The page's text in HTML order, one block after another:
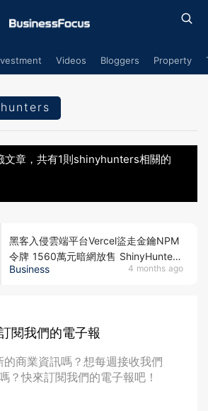
Videos Bloggers Property
章，共有1則shinyhunters相關的
Business 4 months ago
黑客入侵雲端平台Vercel盜走金鑰NPM
令牌 1560萬元暗網放售 ShinyHunters
曾偷歐盟機密
閱我們的電子報
的商業資訊嗎？想每週接收我們
？快來訂閱我們的電子報吧！